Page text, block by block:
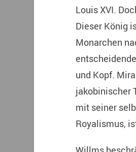
Louis XVI.
Dieser König
Monarchen
und Kopf.
jakobinischer
mit seiner
Royalismus,